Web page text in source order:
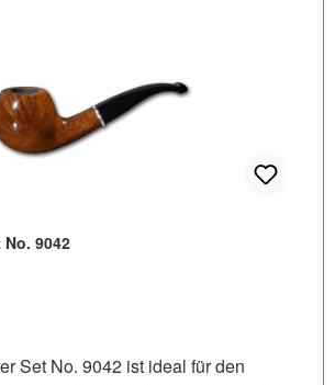
No. 9042
Set No. 9042 ist ideal für den